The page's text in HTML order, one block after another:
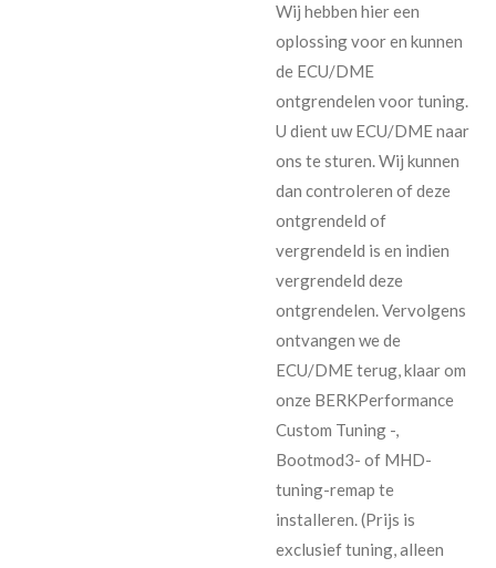
Wij hebben hier een
oplossing voor en kunnen
de ECU/DME
ontgrendelen voor tuning.
U dient uw ECU/DME naar
ons te sturen. Wij kunnen
dan controleren of deze
ontgrendeld of
vergrendeld is en indien
vergrendeld deze
ontgrendelen. Vervolgens
ontvangen we de
ECU/DME terug, klaar om
onze BERKPerformance
Custom Tuning -,
Bootmod3- of MHD-
tuning-remap te
installeren. (Prijs is
exclusief tuning, alleen